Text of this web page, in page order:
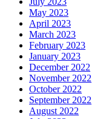
May 2023
April 2023
March 2023
February 2023
January 2023
December 2022
November 2022
October 2022
September 2022
August 2022